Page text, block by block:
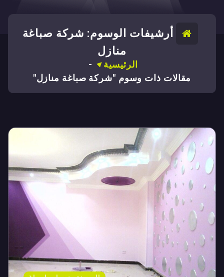
أرشيفات الوسوم: شركة صباغة
منازل
الرئيسية
-
مقالات ذات وسوم "شركة صباغة منازل"